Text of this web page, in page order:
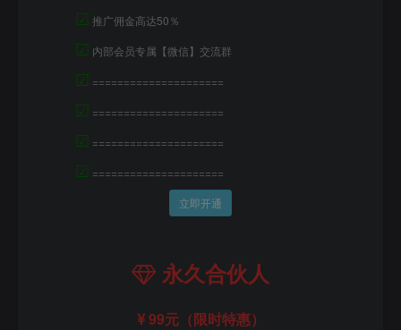
☑ 推广佣金高达50％
☑ 内部会员专属【微信】交流群
☑ =====================
☑ =====================
☑ =====================
☑ =====================
立即开通
永久合伙人
99元（限时特惠）